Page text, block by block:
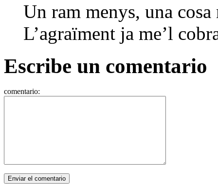
Un ram menys, una
L’agraïment ja me’l
Escribe un comentario
comentario: